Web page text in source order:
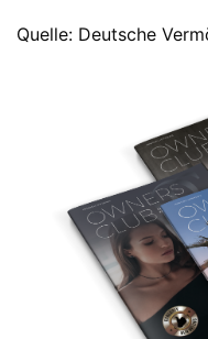
Quelle: Deutsche